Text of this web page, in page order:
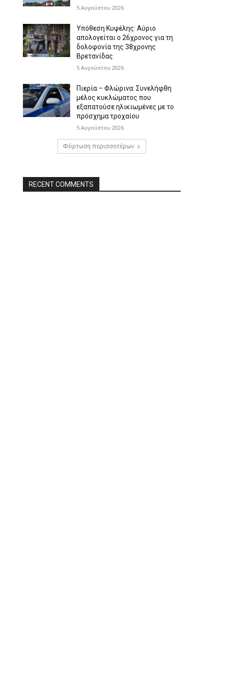
5 Αυγούστου 2026
Υπόθεση Κυψέλης: Αύριο
απολογείται ο 26χρονος για τη
δολοφονία της 38χρονης
Βρετανίδας
5 Αυγούστου 2026
Πιερία – Φλώρινα: Συνελήφθη
μέλος κυκλώματος που
εξαπατούσε ηλικιωμένες με το
πρόσχημα τροχαίου
5 Αυγούστου 2026
Φόρτωση περισσοτέρων
RECENT COMMENTS